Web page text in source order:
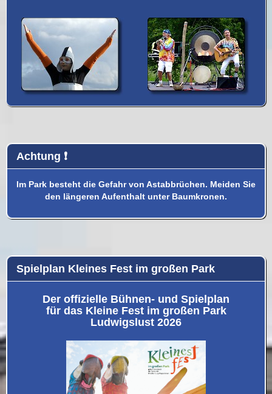
Achtung ❗️
Im Park besteht die Gefahr von Astabbrüchen. Meiden Sie
den längeren Aufenthalt unter Baumkronen.
Spielplan Kleines Fest im großen Park
Der offizielle Bühnen- und Spielplan
für das Kleine Fest im großen Park
Ludwigslust 2026